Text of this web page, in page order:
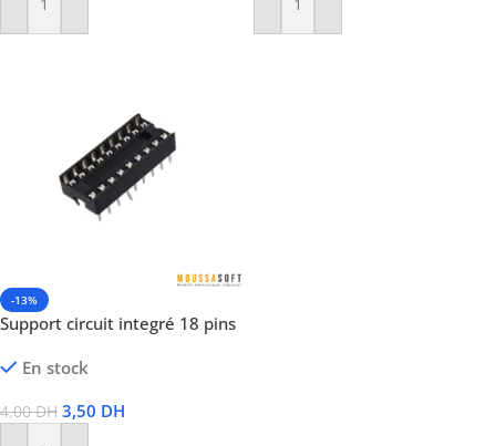
Ajouter Au Panier Ajouter Au Panier
-13%
Support circuit integré 18 pins
En stock
4,00DH 3,50 DH